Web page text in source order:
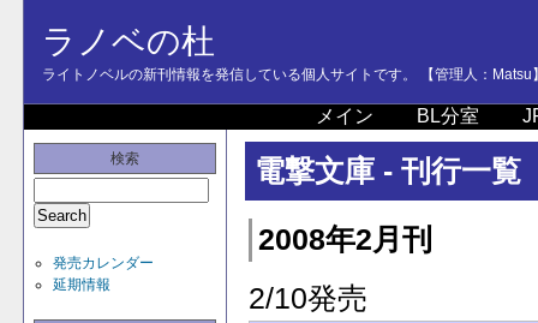
ラノベの杜
ライトノベルの新刊情報を発信している個人サイトです。 【管理人：Matsu
メイン BL分室
検索
発売カレンダー
延期情報
電撃文庫 - 刊行一覧
2008年2月刊
2/10発売